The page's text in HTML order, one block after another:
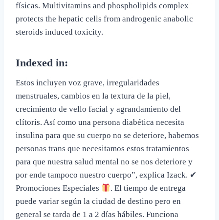
físicas. Multivitamins and phospholipids complex
protects the hepatic cells from androgenic anabolic
steroids induced toxicity.
Indexed in:
Estos incluyen voz grave, irregularidades
menstruales, cambios en la textura de la piel,
crecimiento de vello facial y agrandamiento del
clítoris. Así como una persona diabética necesita
insulina para que su cuerpo no se deteriore, habemos
personas trans que necesitamos estos tratamientos
para que nuestra salud mental no se nos deteriore y
por ende tampoco nuestro cuerpo”, explica Izack. ✔
Promociones Especiales
. El tiempo de entrega
puede variar según la ciudad de destino pero en
general se tarda de 1 a 2 días hábiles. Funciona